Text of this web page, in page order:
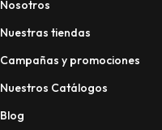
Nosotros
Nuestras tiendas
Campañas y promociones
Nuestros Catálogos
Blog